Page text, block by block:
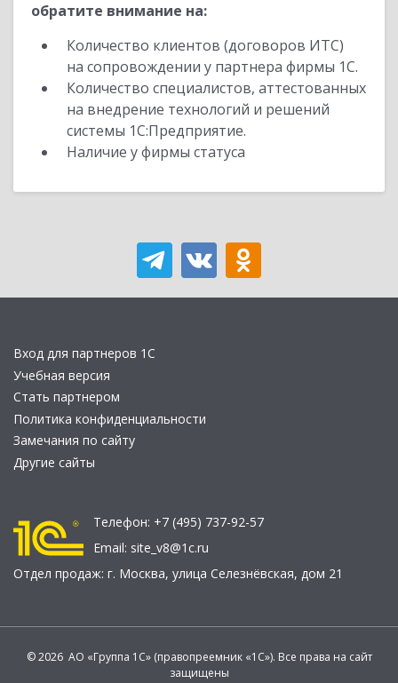
обратите внимание на:
Количество клиентов (договоров ИТС)
на сопровождении у партнера фирмы 1С.
Количество специалистов, аттестованных
на внедрение технологий и решений
системы 1С:Предприятие.
Наличие у фирмы статуса
Вход для партнеров 1С
Учебная версия
Стать партнером
Политика конфиденциальности
Замечания по сайту
Другие сайты
Телефон: +7 (495) 737-92-57
Email: site_v8@1c.ru
Отдел продаж: г. Москва, улица Селезнёвская, дом 21
© 2026 АО «Группа 1С» (правопреемник «1С»). Все права на сайт
защищены